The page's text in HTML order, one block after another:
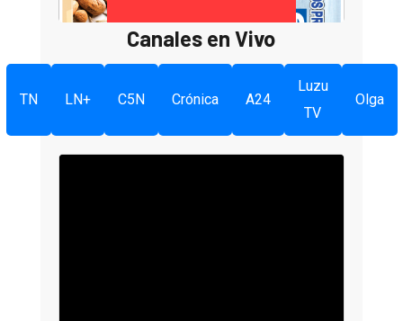
Canales en Vivo
TN LN+ C5N Crónica A24
Luzu
TV
Olga